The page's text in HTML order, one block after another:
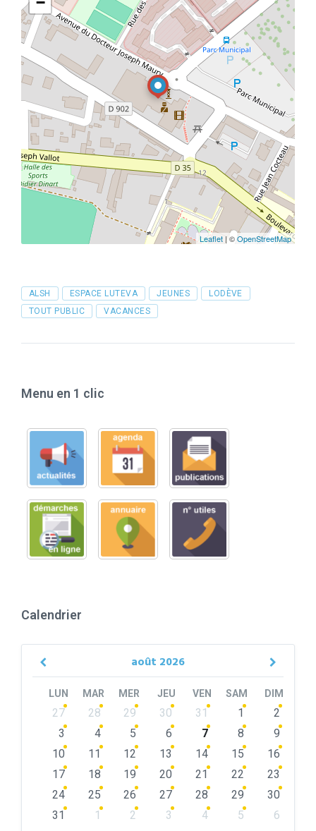
Leaflet | ©OpenStreetMap
Tags
ALSH ESPACE LUTEVA JEUNES
LODÈVE
TOUT PUBLIC
VACANCES
Menu en 1 clic
Calendrier
août 2026
Previous
LUN MAR MER JEU VEN SAM DIM
Skip
calendar
27 28 29 30 31 1
2
3
4 5 6 7 8
9
10
11 12 13 14 15
16
17
18 19 20 21 22
23
24
25 26 27 28 29
30
31
1 2 3 4 5
6